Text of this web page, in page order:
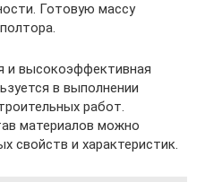
Готовую массу
и высокоэффективная
в выполнении
работ.
материалов можно
свойств и характеристик.